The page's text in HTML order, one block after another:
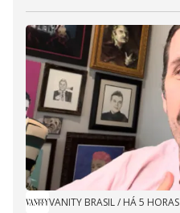
VANITY BRASIL/ HÁ 5 HORAS